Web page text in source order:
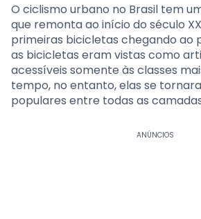
O ciclismo urbano no Brasil tem
que remonta ao início do século
primeiras bicicletas chegando ao
as bicicletas eram vistas como
acessíveis somente às classes
tempo, no entanto, elas se
populares entre todas as
ANÚNCIOS